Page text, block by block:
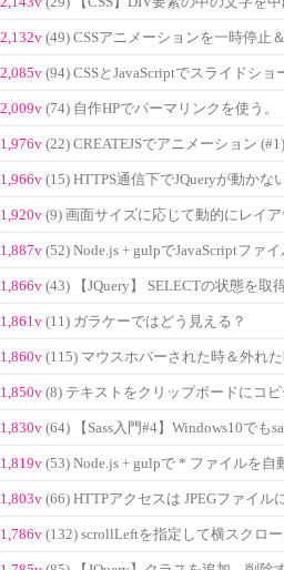
2,132v (49) CSSアニメーションを一時停止
2,085v (94) CSSとJavaScriptでスライドショ
2,009v (74) 自作HPでパーマリンクを使う。
1,976v (22) CREATEJSでアニメーション (#1)
1,966v (15) HTTPS通信下でJQueryが動か
1,920v (9) 画面サイズに応じて動的にレイ
1,887v (52) Node.js + gulpでJavaScriptファ
1,866v (43) 【JQuery】 SELECTの状態を取
1,861v (11) ガラケーではどう見える？
1,860v (115) マウスホバーされた時＆外れ
1,850v (8) テキストをクリップボードにコピ
1,830v (64) 【Sass入門#4】Windows10でも
1,819v (53) Node.js + gulpで * ファイルを自
1,803v (66) HTTPアクセスは JPEGファイル
1,786v (132) scrollLeftを指定して横スクロ